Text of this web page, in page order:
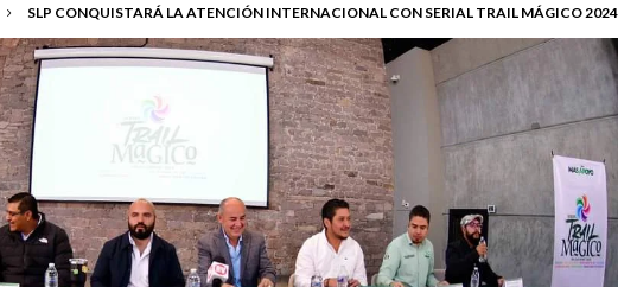
5 SLP CONQUISTARÁ LA ATENCIÓN INTERNACIONAL CON SERIAL TRAIL MÁGICO 2024